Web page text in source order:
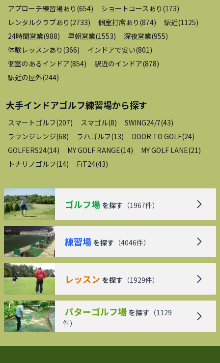
アプローチ練習場あり (654) ショートコースあり (173)
レンタルクラブあり (2733) 個室打席あり (874) 駅近(1125)
24時間営業(988) 早朝営業(1553) 深夜営業(955)
体験レッスンあり (366) インドアで安い(801 )
個室のあるインドア(854) 駅近のインドア(878)
駅近の屋外(244)
大手インドアゴルフ練習場から探す
スマートゴルフ(207) スマゴル(8) SWING24/7(43)
ラウンジレンジ(68) ラハゴルフ(13) DOOR TO GOLF(24)
GOLFERS24(14) MY GOLF RANGE(14) MY GOLF LANE(21 )
トナリノゴルフ(14) FiT24(43)
ゴルフ場 を探す （1967件）
練習場 を探す （4046件）
レッスン を探す （1929件）
パターゴルフ場 を探す （1129
件）